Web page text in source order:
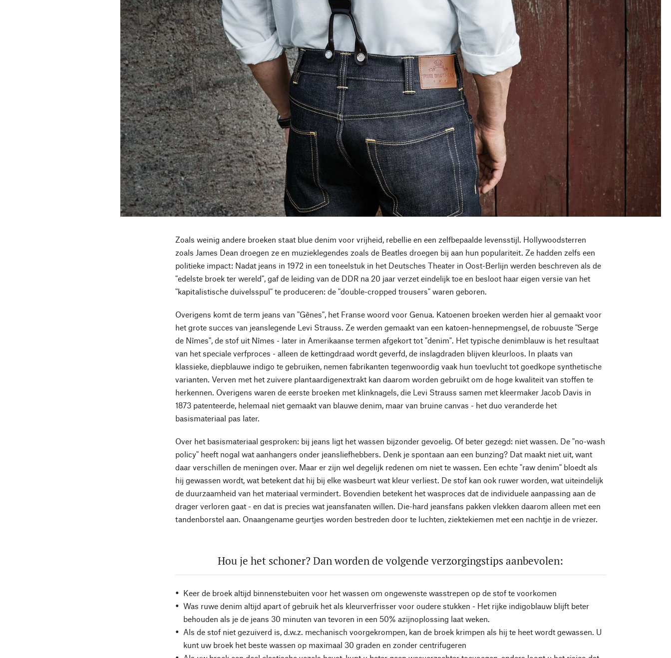
Zoals weinig andere broeken staat blue denim voor vrijheid, rebellie en een zelfbepaalde levensstijl. Hollywoodsterren
zoals James Dean droegen ze en muzieklegendes zoals de Beatles droegen bij aan hun populariteit. Ze hadden zelfs een
politieke impact: Nadat jeans in 1972 in een toneelstuk in het Deutsches Theater in Oost-Berlijn werden beschreven als de
"edelste broek ter wereld", gaf de leiding van de DDR na 20 jaar verzet eindelijk toe en besloot haar eigen versie van het
"kapitalistische duivelsspul" te produceren: de "double-cropped trousers" waren geboren.
Overigens komt de term jeans van "Gênes", het Franse woord voor Genua. Katoenen broeken werden hier al gemaakt voor
het grote succes van jeanslegende Levi Strauss. Ze werden gemaakt van een katoen-hennepmengsel, de robuuste "Serge
de Nîmes", de stof uit Nîmes - later in Amerikaanse termen afgekort tot "denim". Het typische denimblauw is het resultaat
van het speciale verfproces - alleen de kettingdraad wordt geverfd, de inslagdraden blijven kleurloos. In plaats van
klassieke, diepblauwe indigo te gebruiken, nemen fabrikanten tegenwoordig vaak hun toevlucht tot goedkope synthetische
varianten. Verven met het zuivere plantaardigenextrakt kan daarom worden gebruikt om de hoge kwaliteit van stoffen te
herkennen. Overigens waren de eerste broeken met klinknagels, die Levi Strauss samen met kleermaker Jacob Davis in
1873 patenteerde, helemaal niet gemaakt van blauwe denim, maar van bruine canvas - het duo veranderde het
basismateriaal pas later.
Over het basismateriaal gesproken: bij jeans ligt het wassen bijzonder gevoelig. Of beter gezegd: niet wassen. De "no-wash
policy" heeft nogal wat aanhangers onder jeansliefhebbers. Denk je spontaan aan een bunzing? Dat maakt niet uit, want
daar verschillen de meningen over. Maar er zijn wel degelijk redenen om niet te wassen. Een echte "raw denim" bloedt als
hij gewassen wordt, wat betekent dat hij bij elke wasbeurt wat kleur verliest. De stof kan ook ruwer worden, wat uiteindelijk
de duurzaamheid van het materiaal vermindert. Bovendien betekent het wasproces dat de individuele aanpassing aan de
drager verloren gaat - en dat is precies wat jeansfanaten willen. Die-hard jeansfans pakken vlekken daarom alleen met een
tandenborstel aan. Onaangename geurtjes worden bestreden door te luchten, ziektekiemen met een nachtje in de vriezer.
Hou je het schoner? Dan worden de volgende verzorgingstips aanbevolen:
Keer de broek altijd binnenstebuiten voor het wassen om ongewenste wasstrepen op de stof te voorkomen
Was ruwe denim altijd apart of gebruik het als kleurverfrisser voor oudere stukken - Het rijke indigoblauw blijft beter
behouden als je de jeans 30 minuten van tevoren in een 50% azijnoplossing laat weken.
Als de stof niet gezuiverd is, d.w.z. mechanisch voorgekrompen, kan de broek krimpen als hij te heet wordt gewassen. U
kunt uw broek het beste wassen op maximaal 30 graden en zonder centrifugeren